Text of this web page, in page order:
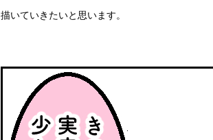
描いていきたいと思います。